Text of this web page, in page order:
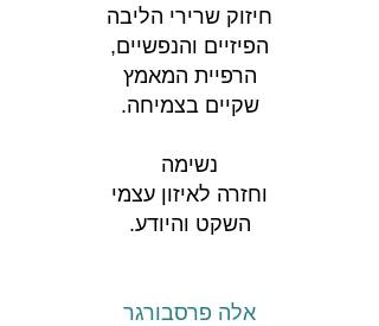
חיזוק שרירי הליבה
הפיזיים והנפשיים,
הרפיית המאמץ
שקיים בצמיחה.
נשימה
וחזרה לאיזון עצמי
השקט והיודע.
אלה פרסבורגר